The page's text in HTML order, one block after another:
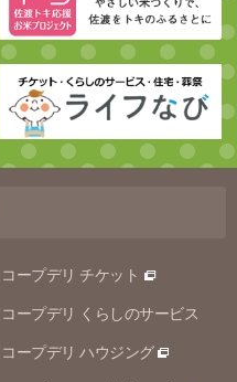
コープデリ チケット
コープデリ くらしのサービス
コープデリ ハウジング